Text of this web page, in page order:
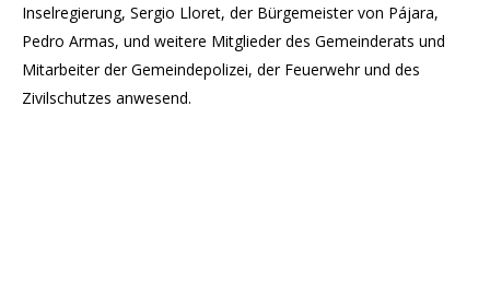
Inselregierung, Sergio Lloret, der Bürgemeister von Pájara,
Pedro Armas, und weitere Mitglieder des Gemeinderats und
Mitarbeiter der Gemeindepolizei, der Feuerwehr und des
Zivilschutzes anwesend.